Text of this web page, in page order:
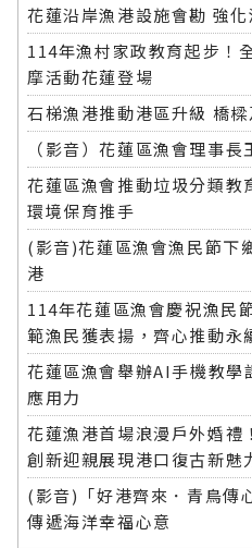
花蓮沿岸漁港設施會勘 強
114年漁村家政教育起步！
摩活動花蓮登場
石梯漁港推動港區升級 橋
（影音）花蓮區漁會理事
花蓮區漁會推動垃圾分類教
環境保育推手
(影音)花蓮區漁會漁民節
港
114年花蓮區漁會慶祝漁民
範漁民獲表揚，齊心推動永
花蓮區漁會舉辦AI手機教
應用力
花蓮漁港首場浪漫戶外婚禮
創新迎親展現港口復古新魅
(影音)「好港齊來．青鳥傳
傳遞海洋幸福心意